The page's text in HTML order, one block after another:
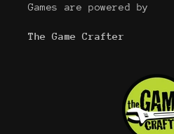
Games are powered by
The Game Crafter